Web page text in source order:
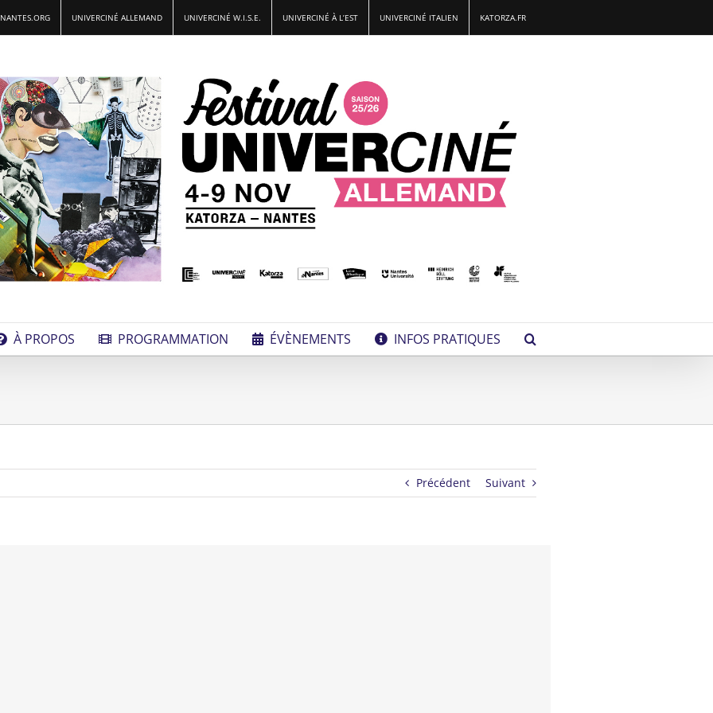
UNIVERCINÉ ALLEMAND UNIVERCINÉ W.I.S.E. UNIVERCINÉ À L’EST UNIVERCINÉ ITALIEN KATORZA.FR
À PROPOS PROGRAMMATION ÉVÈNEMENTS INFOS PRATIQUES
Précédent Suivant